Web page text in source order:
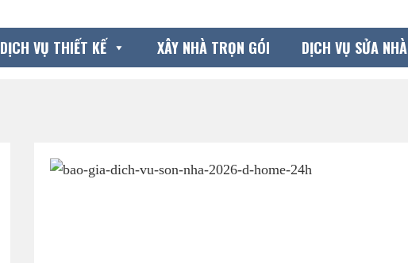
DỊCH VỤ THIẾT KẾ XÂY NHÀ TRỌN GÓI DỊCH VỤ SỬA NHÀ